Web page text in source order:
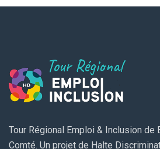
Tour Régional Emploi & Inclusion de
Comté. Un projet de Halte